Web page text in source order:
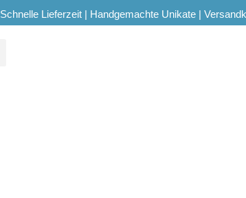
Schnelle Lieferzeit | Handgemachte Unikate |